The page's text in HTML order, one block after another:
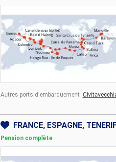
Autres ports d'embarquement :
Pension complète